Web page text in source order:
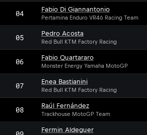
04 Fabio Di Giannantonio
Pertamina Enduro VR46 Racing Team
05 Pedro Acosta
Red Bull KTM Factory Racing
06 Fabio Quartararo
Monster Energy Yamaha MotoGP
07 Enea Bastianini
Red Bull KTM Factory Racing
08 Raúl Fernández
Trackhouse MotoGP Team
Fermin Aldeguer